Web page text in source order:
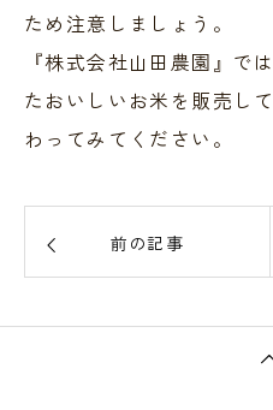
ため注意しましょう。
『株式会社山田農園』で
たおいしいお米を販売し
わってみてください。
前の記事